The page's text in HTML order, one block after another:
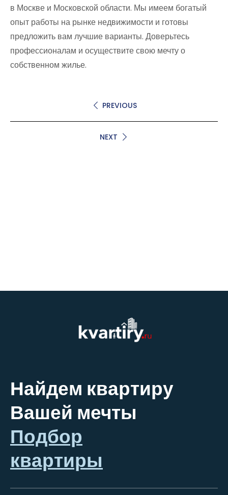
в Москве и Московской области. Мы имеем богатый
опыт работы на рынке недвижимости и готовы
предложить вам лучшие варианты. Доверьтесь
профессионалам и осуществите свою мечту о
собственном жилье.
PREVIOUS
NEXT
Найдем квартиру
Вашей мечты
Подбор
квартиры